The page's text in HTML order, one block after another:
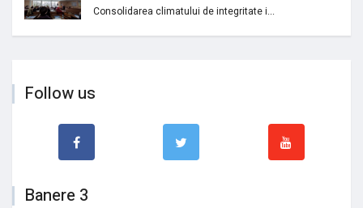
Consolidarea climatului de integritate i...
Follow us
Banere 3